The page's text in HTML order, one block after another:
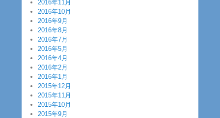
2016年11月
2016年10月
2016年9月
2016年8月
2016年7月
2016年5月
2016年4月
2016年2月
2016年1月
2015年12月
2015年11月
2015年10月
2015年9月